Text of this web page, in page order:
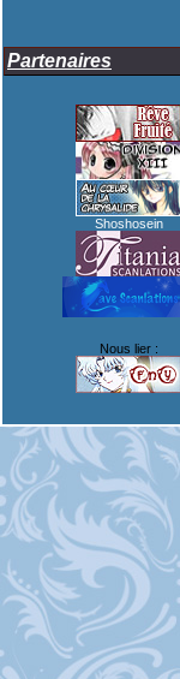
Partenaires
Shoshosein
Nous lier :